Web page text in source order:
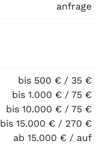
anfrage
bis 500 € / 35 €
bis 1.000 € / 75 €
bis 10.000 € / 75 €
bis 15.000 € / 270 €
ab 15.000 € / auf